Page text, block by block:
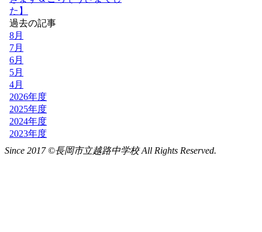
Since 2017 ©長岡市立越路中学校 All Rights Reserved.